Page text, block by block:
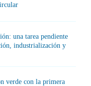
una tarea pendiente
industrialización y
verde con la primera